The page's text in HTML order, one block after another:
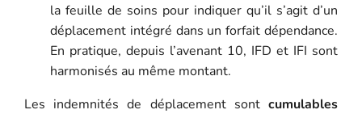
la feuille de soins pour indiquer qu’il s’agit d’un
déplacement intégré dans un forfait dépendance.
En pratique, depuis l’avenant 10, IFD et IFI sont
harmonisés au même montant.
Les indemnités de déplacement sontcumulables